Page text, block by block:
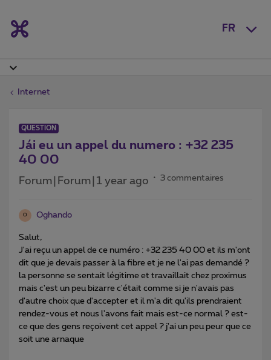
FR
Internet
QUESTION
Jái eu un appel du numero : +32 235
40 00
Forum|Forum|1 year ago 3 commentaires
O Oghando
Salut,
J'ai reçu un appel de ce numéro : +32 235 40 00 et ils m'ont
dit que je devais passer à la fibre et je ne l'ai pas demandé ?
la personne se sentait légitime et travaillait chez proximus
mais c'est un peu bizarre c'était comme si je n'avais pas
d'autre choix que d'accepter et il m'a dit qu'ils prendraient
rendez-vous et nous l'avons fait mais est-ce normal ? est-
ce que des gens reçoivent cet appel ? j'ai un peu peur que ce
soit une arnaque